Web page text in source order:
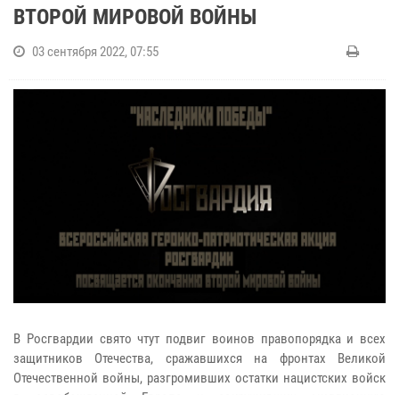
ВТОРОЙ МИРОВОЙ ВОЙНЫ
03 сентября 2022, 07:55
В Росгвардии свято чтут подвиг воинов правопорядка и всех
защитников Отечества, сражавшихся на фронтах Великой
Отечественной войны, разгромивших остатки нацистских войск